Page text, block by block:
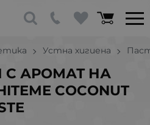
Устна хигиена
С АРОМАТ НА
COCONUT